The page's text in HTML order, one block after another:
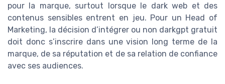
pour la marque, surtout lorsque le dark web et des
contenus sensibles entrent en jeu. Pour un Head of
Marketing, la décision d’intégrer ou non darkgpt gratuit
doit donc s’inscrire dans une vision long terme de la
marque, de sa réputation et de sa relation de confiance
avec ses audiences.